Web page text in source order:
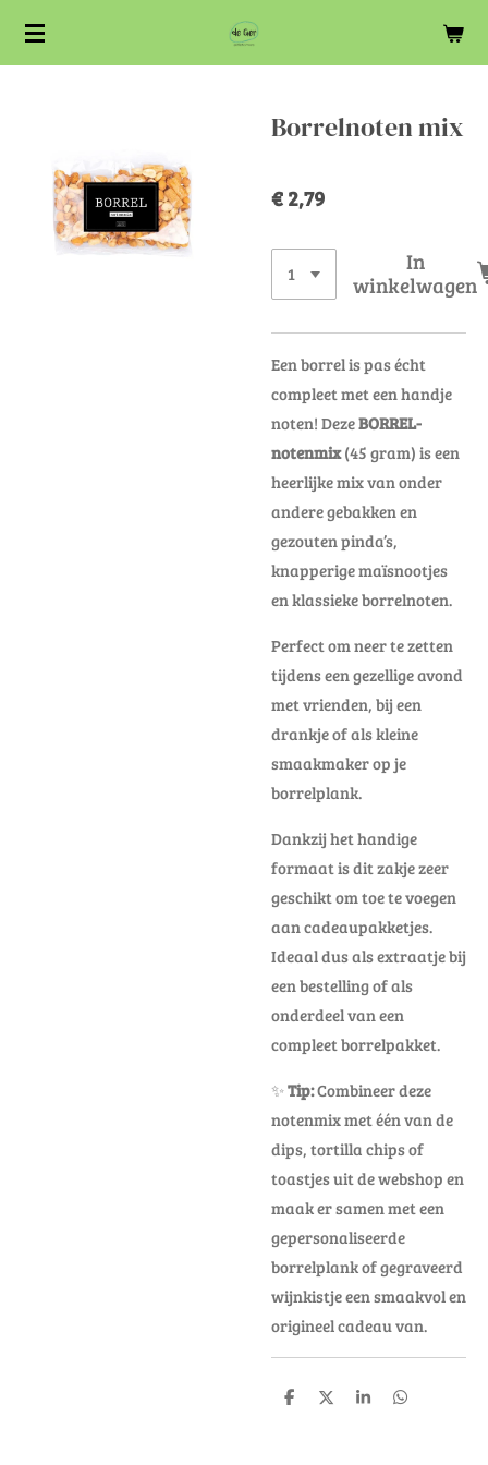
Ga
Borrelnoten mix
€ 2,79
In
winkelwagen
Een borrel is pas écht
compleet met een handje
noten! DezeBORREL-
notenmix(45 gram) is een
heerlijke mix van onder
andere gebakken en
gezouten pinda’s,
knapperige maïsnootjes
en klassieke borrelnoten.
Perfect om neer te zetten
tijdens een gezellige avond
met vrienden, bij een
drankje of als kleine
smaakmaker op je
borrelplank.
Dankzij het handige
formaat is dit zakje zeer
geschikt om toe te voegen
aan cadeaupakketjes.
Ideaal dus als extraatje bij
een bestelling of als
onderdeel van een
compleet borrelpakket.
✨Tip:Combineer deze
notenmix met één van de
dips, tortilla chips of
toastjes uit de webshop en
maak er samen met een
gepersonaliseerde
borrelplank of gegraveerd
wijnkistje een smaakvol en
origineel cadeau van.
D
D
S
D